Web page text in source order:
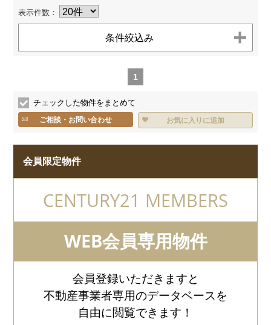
お問い合わせ
表示件数：
条件絞込み
1
チェックした物件をまとめて
ご相談・お問い合わせ お気に入りに追加
会員限定物件
CENTURY21 MEMBERS
WEB会員専用物件
会員登録いただきますと
不動産事業者専用のデータベースを
自由に閲覧できます！